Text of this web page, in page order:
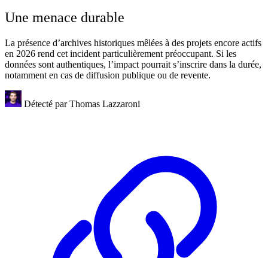
Une menace durable
La présence d’archives historiques mêlées à des projets encore actifs
en 2026 rend cet incident particulièrement préoccupant. Si les
données sont authentiques, l’impact pourrait s’inscrire dans la durée,
notamment en cas de diffusion publique ou de revente.
Détecté parThomas Lazzaroni